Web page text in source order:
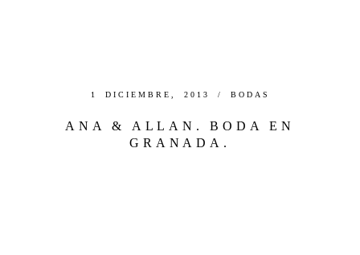
1 DICIEMBRE, 2013 / BODAS
ANA & ALLAN. BODA EN
GRANADA.
GRANADA, ESPAÑA